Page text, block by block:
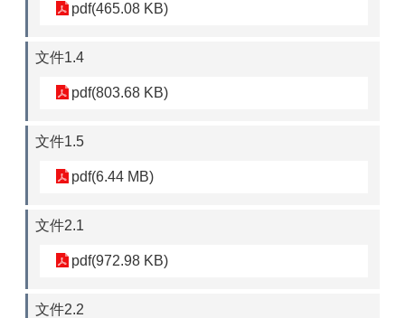
pdf(465.08 KB)
文件1.4
pdf(803.68 KB)
文件1.5
pdf(6.44 MB)
文件2.1
pdf(972.98 KB)
文件2.2